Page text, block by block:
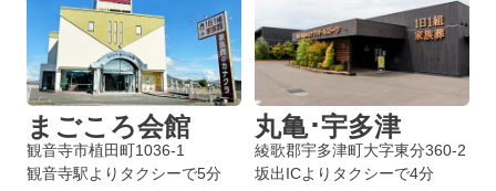
まごころ会館
観音寺市植田町1036-1
観音寺駅よりタクシーで5分
丸亀･宇多津
綾歌郡宇多津町大字東分360-2
坂出ICよりタクシーで4分